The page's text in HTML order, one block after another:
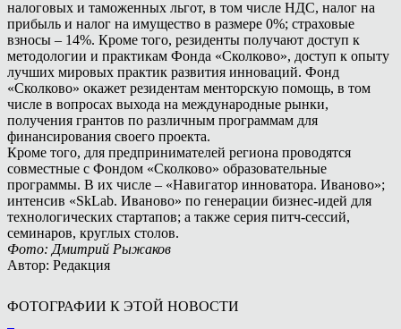
налоговых и таможенных льгот, в том числе НДС, налог на
прибыль и налог на имущество в размере 0%; страховые
взносы – 14%. Кроме того, резиденты получают доступ к
методологии и практикам Фонда «Сколково», доступ к опыту
лучших мировых практик развития инноваций. Фонд
«Сколково» окажет резидентам менторскую помощь, в том
числе в вопросах выхода на международные рынки,
получения грантов по различным программам для
финансирования своего проекта.
Кроме того, для предпринимателей региона проводятся
совместные с Фондом «Сколково» образовательные
программы. В их числе – «Навигатор инноватора. Иваново»;
интенсив «SkLab. Иваново» по генерации бизнес-идей для
технологических стартапов; а также серия питч-сессий,
семинаров, круглых столов.
Фото: Дмитрий Рыжаков
Автор: Редакция
ФОТОГРАФИИ К ЭТОЙ НОВОСТИ